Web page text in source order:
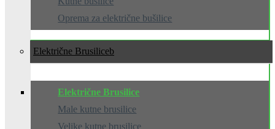
Oprema za električne bušilice
Električne Brusilice
Električne Brusilice
Male kutne brusilice
Velike kutne brusilice